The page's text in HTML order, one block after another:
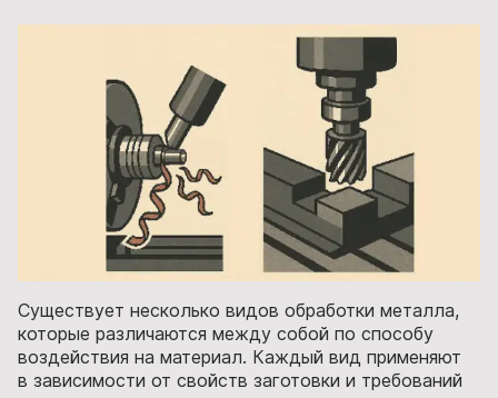
Существует несколько видов обработки металла,
которые различаются между собой по способу
воздействия на материал. Каждый вид применяют
в зависимости от свойств заготовки и требований